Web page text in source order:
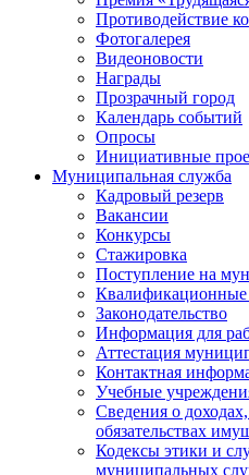
Противодействие
Фотогалерея
Видеоновости
Награды
Прозрачный город
Календарь событий
Опросы
Инициативные
Муниципальная служба
Кадровый резерв
Вакансии
Конкурсы
Стажировка
Поступление на
Квалификационные
Законодательство
Информация для
Аттестация
Контактная
Учебные
Сведения о
обязательствах
Кодексы этики и
муниципальных